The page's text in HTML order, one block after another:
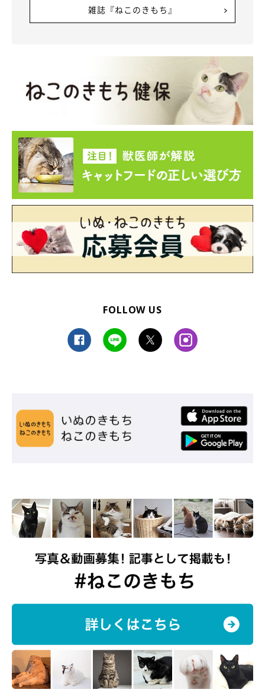
今では先住犬猫たちに喜びを与える存在に！
先住猫たちと過ごすチッチちゃん
＠hiichan_japan
飼い主さん：
「先住犬猫たちはレスリング相手をしたり、虫取りを教えたり、
グルーミングをしてお世話をしてくれます。チッチもマネをして
上手になっています。
チッチのことがよほどかわいいのか、先住犬猫たちは一緒に眠る
のが嬉しいようです」
譲渡初日に連れて行った動物病院で、ずっとお世話になっている
獣医師さんが「この子の名前が降りてきた」と、「チッチ」と呼
んでくれたこと、また、家族会議の結果から、「千鶴」という名
前に決定したミケの子猫。
「わが家に来たからには、名前にあやかって幸せで長寿な猫生を
雑誌『ねこのきもち』
FOLLOW US